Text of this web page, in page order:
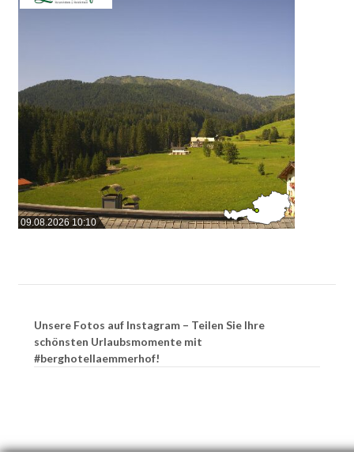
09.08.2026 10:10
Unsere Fotos auf Instagram – Teilen Sie Ihre
schönsten Urlaubsmomente mit
#berghotellaemmerhof!